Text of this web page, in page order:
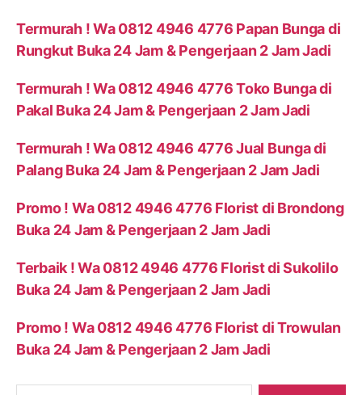
Termurah ! Wa 0812 4946 4776 Papan Bunga di
Rungkut Buka 24 Jam & Pengerjaan 2 Jam Jadi
Termurah ! Wa 0812 4946 4776 Toko Bunga di
Pakal Buka 24 Jam & Pengerjaan 2 Jam Jadi
Termurah ! Wa 0812 4946 4776 Jual Bunga di
Palang Buka 24 Jam & Pengerjaan 2 Jam Jadi
Promo ! Wa 0812 4946 4776 Florist di Brondong
Buka 24 Jam & Pengerjaan 2 Jam Jadi
Terbaik ! Wa 0812 4946 4776 Florist di Sukolilo
Buka 24 Jam & Pengerjaan 2 Jam Jadi
Promo ! Wa 0812 4946 4776 Florist di Trowulan
Buka 24 Jam & Pengerjaan 2 Jam Jadi